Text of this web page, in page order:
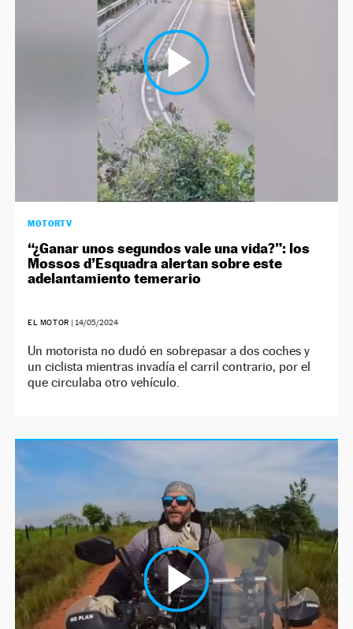
MOTORTV
“¿Ganar unos segundos vale una vida?”: los
Mossos d’Esquadra alertan sobre este
adelantamiento temerario
EL MOTOR | 14/05/2024
Un motorista no dudó en sobrepasar a dos coches y
un ciclista mientras invadía el carril contrario, por el
que circulaba otro vehículo.